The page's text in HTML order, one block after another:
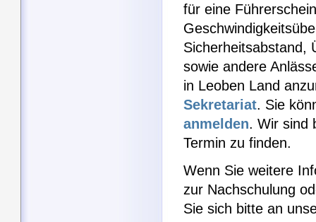
für eine
Sicherheitsabstand,
sowie andere
in Leoben Land
Sekretariat. Sie
anmelden. Wir sind
Termin zu finden.
Wenn Sie weitere
zur Nachschulung
Sie sich bitte an